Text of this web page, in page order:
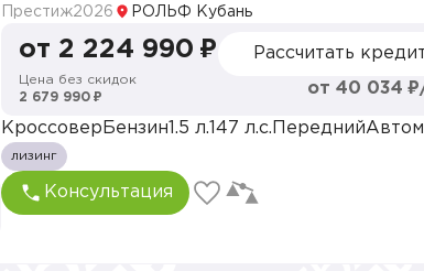
Престиж2026 РОЛЬФ Кубань
от 2 224 990 ₽
Цена без скидок
2 679 990 ₽
Рассчитать
от 40 034
Кроссовер Бензин 1.5 л. 147 л.с. Передний
лизинг
Консультация